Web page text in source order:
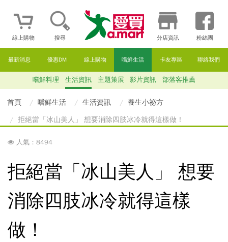
線上購物 搜尋 分店資訊 粉絲團
最新消息 優惠DM 線上購物 嚐鮮生活 卡友專區 聯絡我們
嚐鮮料理 生活資訊 主題策展 影片資訊 部落客推薦
首頁 嚐鮮生活 生活資訊
養生小祕方
拒絕當「冰山美人」 想要消除四肢冰冷就得這樣做！
人氣：8494
拒絕當「冰山美人」 想要
消除四肢冰冷就得這樣
做！